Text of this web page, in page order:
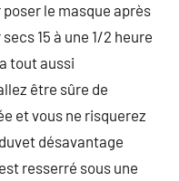
le masque après
15 à une 1/2 heure
tout aussi
être sûre de
et vous ne risquerez
désavantage
resserré sous une